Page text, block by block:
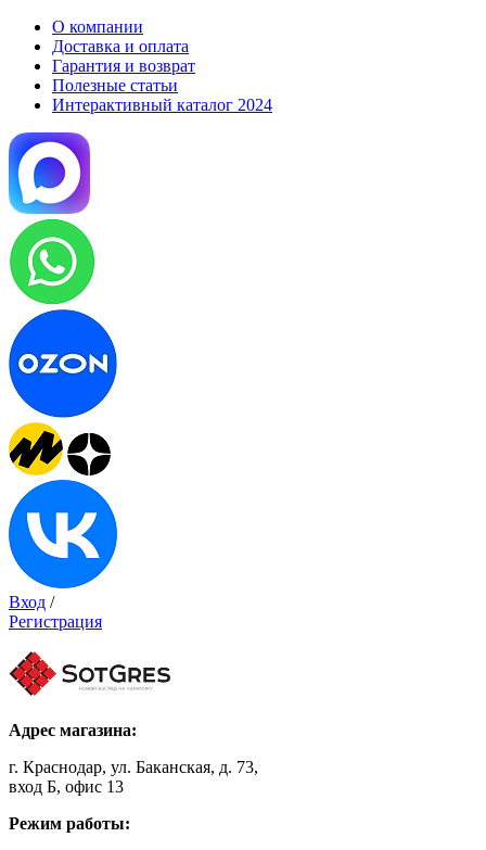
О компании
Доставка и оплата
Гарантия и возврат
Полезные статьи
Интерактивный каталог 2024
Вход /
Регистрация
Адрес магазина:
г. Краснодар, ул. Баканская, д. 73,
вход Б, офис 13
Режим работы: